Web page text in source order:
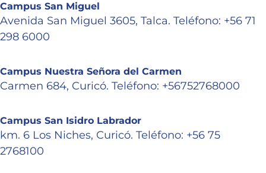
Campus San Miguel
Avenida San Miguel 3605, Talca. Teléfono: +56 71
298 6000
Campus Nuestra Señora del Carmen
Carmen 684, Curicó. Teléfono: +56752768000
Campus San Isidro Labrador
km. 6 Los Niches, Curicó. Teléfono: +56 75
2768100